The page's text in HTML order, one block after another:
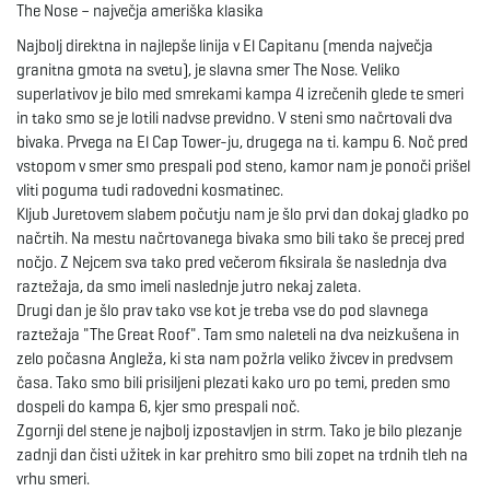
n
The Nose – največja ameriška klasika
Najbolj direktna in najlepše linija v El Capitanu (menda največja
granitna gmota na svetu), je slavna smer The Nose. Veliko
superlativov je bilo med smrekami kampa 4 izrečenih glede te smeri
in tako smo se je lotili nadvse previdno. V steni smo načrtovali dva
bivaka. Prvega na El Cap Tower-ju, drugega na ti. kampu 6. Noč pred
vstopom v smer smo prespali pod steno, kamor nam je ponoči prišel
vliti poguma tudi radovedni kosmatinec.
Kljub Juretovem slabem počutju nam je šlo prvi dan dokaj gladko po
načrtih. Na mestu načrtovanega bivaka smo bili tako še precej pred
nočjo. Z Nejcem sva tako pred večerom fiksirala še naslednja dva
raztežaja, da smo imeli naslednje jutro nekaj zaleta.
Drugi dan je šlo prav tako vse kot je treba vse do pod slavnega
raztežaja "The Great Roof". Tam smo naleteli na dva neizkušena in
zelo počasna Angleža, ki sta nam požrla veliko živcev in predvsem
časa. Tako smo bili prisiljeni plezati kako uro po temi, preden smo
dospeli do kampa 6, kjer smo prespali noč.
Zgornji del stene je najbolj izpostavljen in strm. Tako je bilo plezanje
zadnji dan čisti užitek in kar prehitro smo bili zopet na trdnih tleh na
vrhu smeri.